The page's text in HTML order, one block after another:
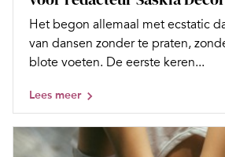
Het begon allemaal met ecstatic
van dansen zonder te praten,
blote voeten. De eerste keren...
Lees meer